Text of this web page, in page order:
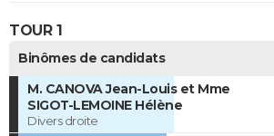
TOUR 1
Binômes de candidats
M. CANOVA Jean-Louis et Mme
SIGOT-LEMOINE Hélène
Divers droite